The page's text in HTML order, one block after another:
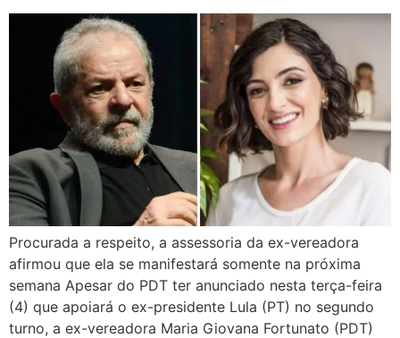
Procurada a respeito, a assessoria da ex-vereadora
afirmou que ela se manifestará somente na próxima
semana Apesar do PDT ter anunciado nesta terça-feira
(4) que apoiará o ex-presidente Lula (PT) no segundo
turno, a ex-vereadora Maria Giovana Fortunato (PDT)